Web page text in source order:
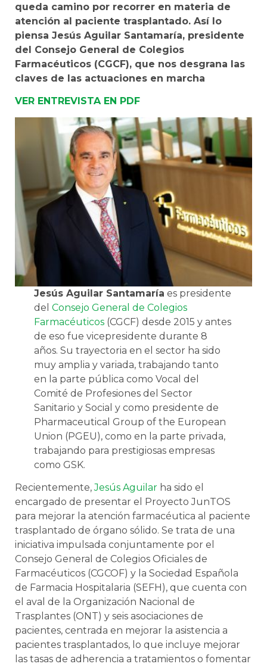
queda camino por recorrer en materia de
atención al paciente trasplantado. Así lo
piensa Jesús Aguilar Santamaría, presidente
del Consejo General de Colegios
Farmacéuticos (CGCF), que nos desgrana las
claves de las actuaciones en marcha
VER ENTREVISTA EN PDF
Jesús Aguilar Santamaría es presidente
del Consejo General de Colegios
Farmacéuticos(CGCF) desde 2015 y antes
de eso fue vicepresidente durante 8
años. Su trayectoria en el sector ha sido
muy amplia y variada, trabajando tanto
en la parte pública como Vocal del
Comité de Profesiones del Sector
Sanitario y Social y como presidente de
Pharmaceutical Group of the European
Union (PGEU), como en la parte privada,
trabajando para prestigiosas empresas
como GSK.
Recientemente,Jesús Aguilar ha sido el
encargado de presentar el Proyecto JunTOS
para mejorar la atención farmacéutica al paciente
trasplantado de órgano sólido. Se trata de una
iniciativa impulsada conjuntamente por el
Consejo General de Colegios Oficiales de
Farmacéuticos (CGCOF) y la Sociedad Española
de Farmacia Hospitalaria (SEFH), que cuenta con
el aval de la Organización Nacional de
Trasplantes (ONT) y seis asociaciones de
pacientes, centrada en mejorar la asistencia a
pacientes trasplantados, lo que incluye mejorar
las tasas de adherencia a tratamientos o fomentar